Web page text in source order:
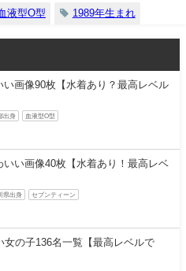
液型O型 1989年生まれ
い画像90枚【水着あり？最高レベル
出身 血液型O型
いい画像40枚【水着あり！最高レベ
県出身 セブンティーン
女の子136名一覧【最高レベルで